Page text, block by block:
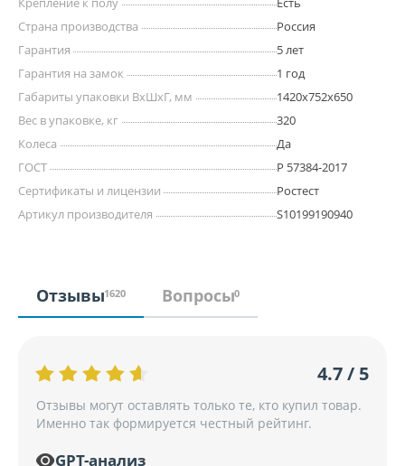
Страна производства
Россия
Гарантия
5 лет
Гарантия на замок
1 год
Габариты упаковки ВхШхГ, мм
1420х752х650
Вес в упаковке, кг
320
Колеса
Да
ГОСТ
Р 57384-2017
Сертификаты и лицензии
Ростест
Артикул производителя
S10199190940
Отзывы1620 Вопросы0
4.7 / 5
Отзывы могут оставлять только те, кто купил товар.
Именно так формируется честный рейтинг.
GPT-анализ